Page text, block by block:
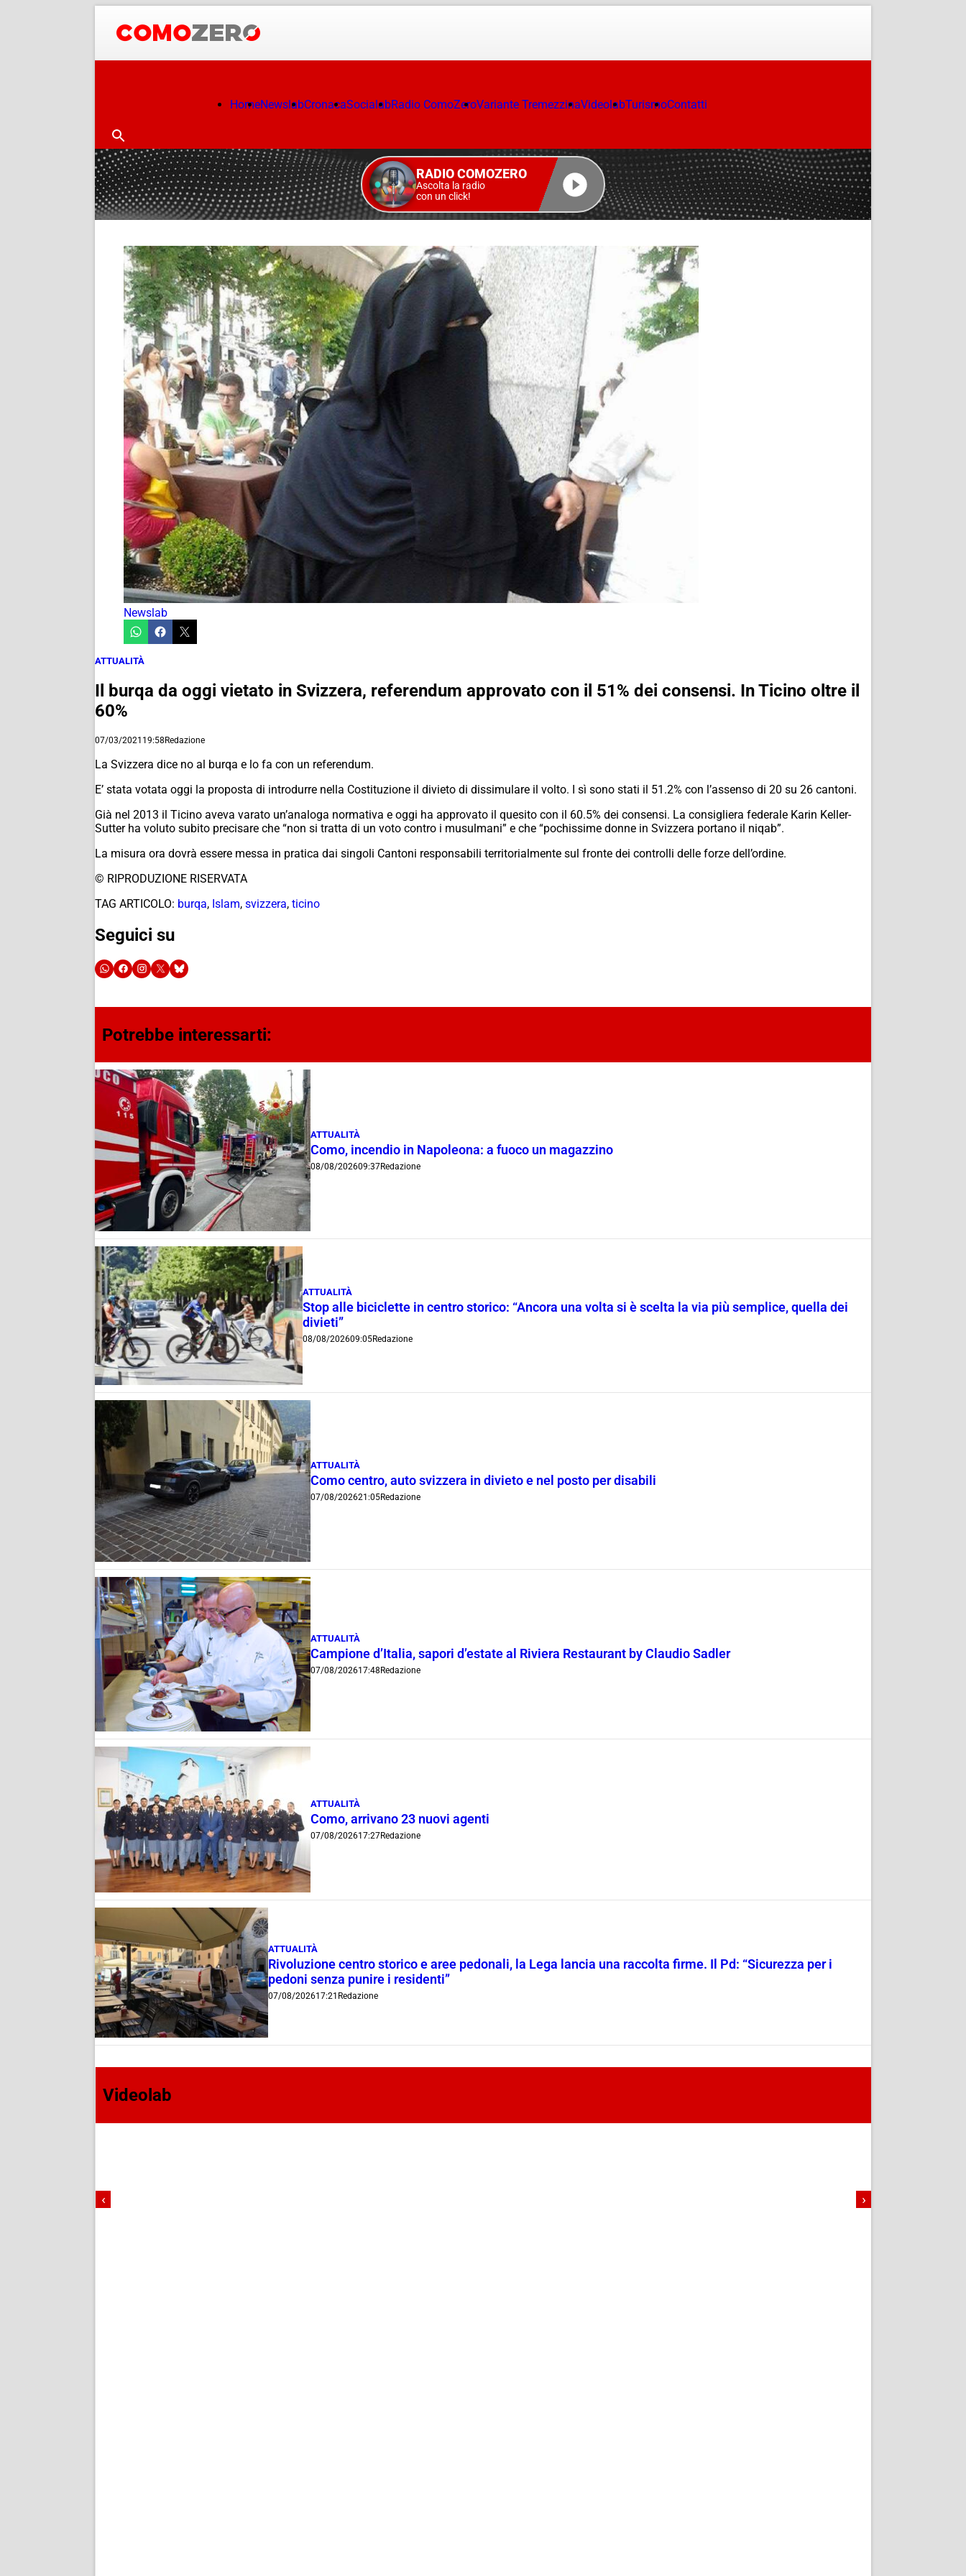
HomeNewslabCronacaSocialabRadio ComoZeroVariante TremezzinaVideolabTurismoContatti
RADIO COMOZERO
Ascolta la radio
con un click!
Newslab
ATTUALITÀ
Il burqa da oggi vietato in Svizzera, referendum approvato con il 51% dei consensi. In Ticino oltre il
60%
07/03/2021 19:58Redazione
La Svizzera dice no al burqa e lo fa con un referendum.
E’ stata votata oggi la proposta di introdurre nella Costituzione il divieto di dissimulare il volto. I sì sono stati il 51.2% con l’assenso di 20 su 26 cantoni.
Già nel 2013 il Ticino aveva varato un’analoga normativa e oggi ha approvato il quesito con il 60.5% dei consensi. La consigliera federale Karin Keller-
Sutter ha voluto subito precisare che “non si tratta di un voto contro i musulmani” e che “pochissime donne in Svizzera portano il niqab”.
La misura ora dovrà essere messa in pratica dai singoli Cantoni responsabili territorialmente sul fronte dei controlli delle forze dell’ordine.
© RIPRODUZIONE RISERVATA
TAG ARTICOLO: burqa, Islam, svizzera, ticino
Seguici su
Potrebbe interessarti:
ATTUALITÀ
Como, incendio in Napoleona: a fuoco un magazzino
08/08/202609:37Redazione
ATTUALITÀ
Stop alle biciclette in centro storico: “Ancora una volta si è scelta la via più semplice, quella dei
divieti”
08/08/202609:05Redazione
ATTUALITÀ
Como centro, auto svizzera in divieto e nel posto per disabili
07/08/202621:05Redazione
ATTUALITÀ
Campione d’Italia, sapori d’estate al Riviera Restaurant by Claudio Sadler
07/08/202617:48Redazione
ATTUALITÀ
Como, arrivano 23 nuovi agenti
07/08/202617:27Redazione
ATTUALITÀ
Rivoluzione centro storico e aree pedonali, la Lega lancia una raccolta firme. Il Pd: “Sicurezza per i
pedoni senza punire i residenti”
07/08/202617:21 Redazione
Videolab
‹ ›